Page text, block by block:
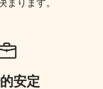
まります。
安定